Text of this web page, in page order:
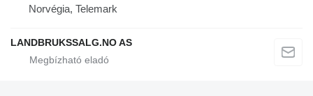
Norvégia, Telemark
LANDBRUKSSALG.NO AS